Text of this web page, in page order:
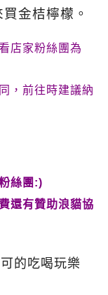
金桔檸檬。
店家粉絲團為
，前往時建議納
絲團:)
還有贊助浪貓協